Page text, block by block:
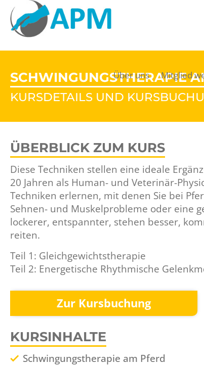
Über uns Mitglied
SCHWINGUNGSTHERAPIE
KURSDETAILS UND
ÜBERBLICK ZUM KURS
Diese Techniken stellen eine ideale
20 Jahren als Human- und Veterinär-
Techniken erlernen, mit denen Sie bei
Sehnen- und Muskelprobleme oder eine
lockerer, entspannter, stehen besser,
reiten.
Teil 1: Gleichgewichtstherapie
Teil 2: Energetische Rhythmische
Zur Kursbuchung
KURSINHALTE
Schwingungstherapie am Pferd